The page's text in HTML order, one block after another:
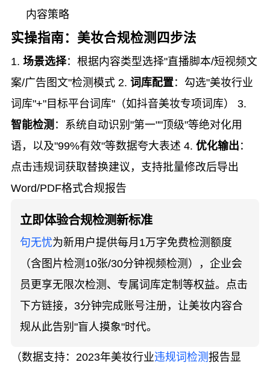
内容策略
实操指南：美妆合规检测四步法
1. 场景选择：根据内容类型选择"直播脚本/短视频文
案/广告图文"检测模式 2. 词库配置：勾选"美妆行业
词库"+"目标平台词库"（如抖音美妆专项词库） 3.
智能检测 ：系统自动识别"第一""顶级"等绝对化用
语，以及"99%有效"等数据夸大表述 4. 优化输出 ：
点击违规词获取替换建议，支持批量修改后导出
Word/PDF格式合规报告
立即体验合规检测新标准
句无忧为新用户提供每月1万字免费检测额度
（含图片检测10张/30分钟视频检测），企业会
员更享无限次检测、专属词库定制等权益。点击
下方链接，3分钟完成账号注册，让美妆内容合
规从此告别"盲人摸象"时代。
（数据支持：2023年美妆行业违规词检测报告显